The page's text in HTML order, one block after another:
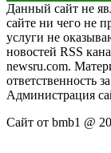
Данный сайт не
сайте ни чего не
услуги не
новостей RSS
newsru.com.
ответственность
Администрация
Сайт от bmb1 @